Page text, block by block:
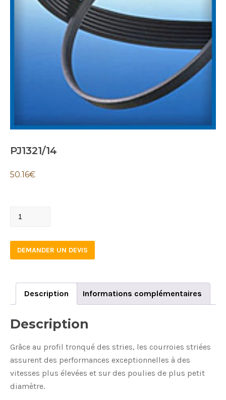
PJ1321/14
50.16€
PJ1321/14
DEMANDER UN DEVIS
Description Informations complémentaires
Description
Grâce au profil tronqué des stries, les courroies striées
assurent des performances exceptionnelles à des
vitesses plus élevées et sur des poulies de plus petit
diamètre.